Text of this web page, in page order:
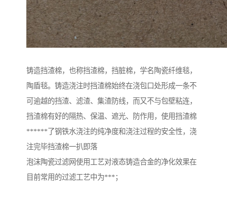
铸造挡渣棉，也称挡渣棉，挡脏棉，学名陶瓷纤维毯，
陶盾毯。铸造浇注时挡渣棉始终在浇包口处形成一条不
可逾越的挡渣、滤渣、集渣防线，而又不与包壁粘连，
挡渣棉有好的隔热、保温、遮光、防作用，使用挡渣棉
******了钢铁水浇注的纯净度和浇注过程的安全性，浇
注完毕挡渣棉一扒即落
泡沫陶瓷过滤网使用工艺对液态铸造合金的净化效果在
目前常用的过滤工艺中为***；